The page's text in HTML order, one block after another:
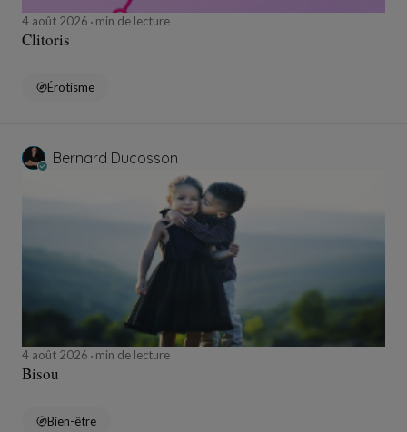
4 août 2026 min de lecture
Clitoris
Érotisme
Bernard Ducosson
4 août 2026 min de lecture
Bisou
Bien-être